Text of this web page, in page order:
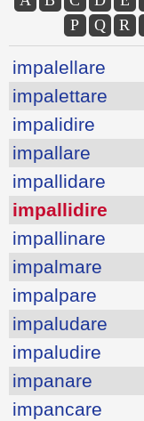
P
Q R
impalellare
impalettare
impalidire
impallare
impallidare
impallidire
impallinare
impalmare
impalpare
impaludare
impaludire
impanare
impancare